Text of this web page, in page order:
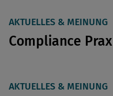
AKTUELLES & MEINUNG
Compliance
AKTUELLES & MEINUNG